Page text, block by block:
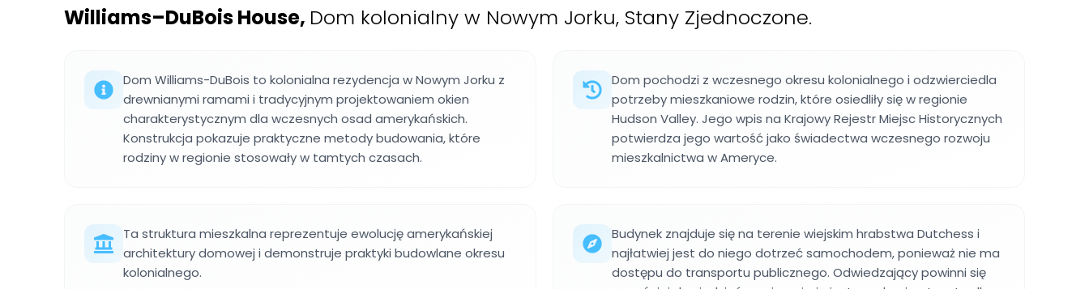
Williams–DuBois House, Dom kolonialny w Nowym Jorku, Stany Zjednoczone.
Dom Williams-DuBois to kolonialna rezydencja w Nowym Jorku z
drewnianymi ramami i tradycyjnym projektowaniem okien
charakterystycznym dla wczesnych osad amerykańskich.
Konstrukcja pokazuje praktyczne metody budowania, które
rodziny w regionie stosowały w tamtych czasach.
Dom pochodzi z wczesnego okresu kolonialnego i odzwierciedla
potrzeby mieszkaniowe rodzin, które osiedliły się w regionie
Hudson Valley. Jego wpis na Krajowy Rejestr Miejsc Historycznych
potwierdza jego wartość jako świadectwa wczesnego rozwoju
mieszkalnictwa w Ameryce.
Ta struktura mieszkalna reprezentuje ewolucję amerykańskiej
architektury domowej i demonstruje praktyki budowlane okresu
kolonialnego.
Budynek znajduje się na terenie wiejskim hrabstwa Dutchess i
najłatwiej jest do niego dotrzeć samochodem, ponieważ nie ma
dostępu do transportu publicznego. Odwiedzający powinni się